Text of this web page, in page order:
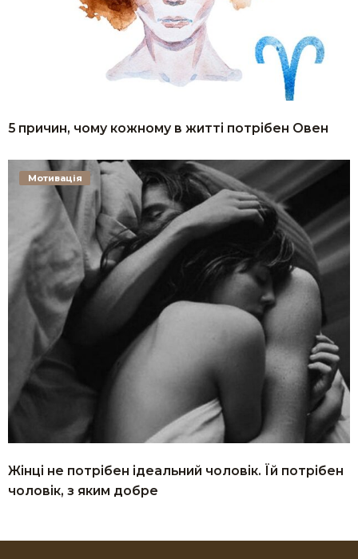
5 причин, чому кожному в житті потрібен Овен
Жінці не потрібен ідеальний чоловік. Їй потрібен
чоловік, з яким добре
Мотивація